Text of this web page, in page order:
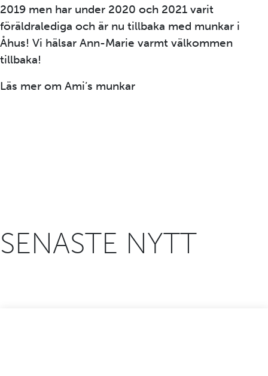
2019 men har under 2020 och 2021 varit
föräldralediga och är nu tillbaka med munkar i
Åhus! Vi hälsar Ann-Marie varmt välkommen
tillbaka!
Läs mer om Ami’s munkar
SENASTE NYTT